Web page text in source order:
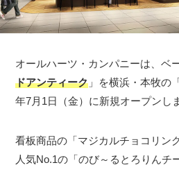
オールハーツ・カンパニーは、ベ
ドアンティーク 」を横浜・本牧の
年7月1日（金）に新規オープンし
看板商品の「マジカルチョコリン
人気No.1の「のび～るとろりんチ